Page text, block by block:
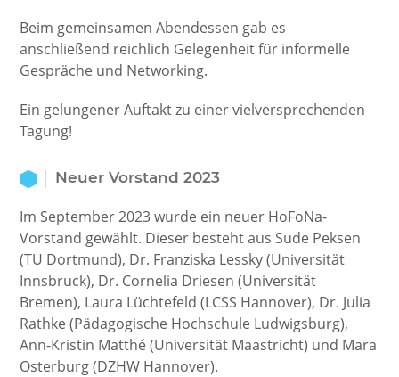
Beim gemeinsamen Abendessen gab es
anschließend reichlich Gelegenheit für informelle
Gespräche und Networking.
Ein gelungener Auftakt zu einer vielversprechenden
Tagung!
Neuer Vorstand 2023
Im September 2023 wurde ein neuer HoFoNa-
Vorstand gewählt. Dieser besteht aus Sude Peksen
(TU Dortmund), Dr. Franziska Lessky (Universität
Innsbruck), Dr. Cornelia Driesen (Universität
Bremen), Laura Lüchtefeld (LCSS Hannover), Dr. Julia
Rathke (Pädagogische Hochschule Ludwigsburg),
Ann-Kristin Matthé (Universität Maastricht) und Mara
Osterburg (DZHW Hannover).